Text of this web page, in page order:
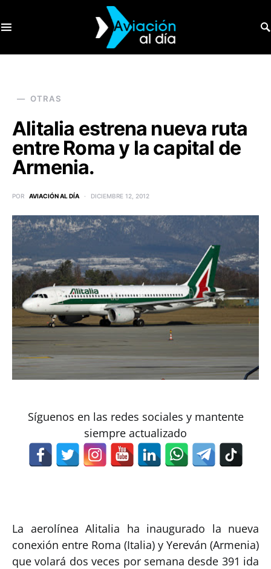
OTRAS
Alitalia estrena nueva ruta
entre Roma y la capital de
Armenia.
POR AVIACIÓN AL DÍA DICIEMBRE 12, 2012
Síguenos en las redes sociales y mantente
siempre actualizado
La aerolínea Alitalia ha inaugurado la nueva
conexión entre Roma (Italia) y Yereván (Armenia)
que volará dos veces por semana desde 391 ida